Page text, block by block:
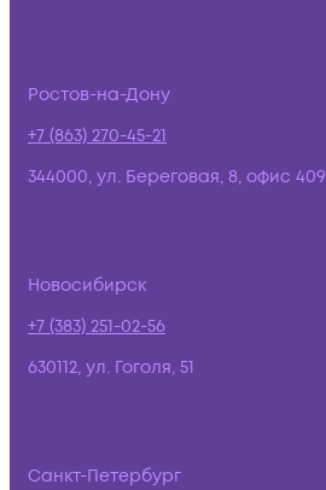
Ростов-на-Дону
+7 (863) 270-45-21
344000, ул. Береговая, 8, офис 409
Новосибирск
+7 (383) 251-02-56
630112, ул. Гоголя, 51
Санкт-Петербург